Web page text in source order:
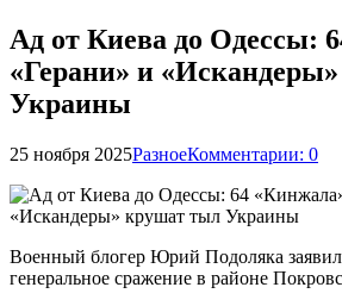
Ад от Киева до Одессы:
«Герани» и
Украины
25 ноября 2025РазноеКомментарии: 0
Военный блогер Юрий Подоляка
генеральное сражение в районе